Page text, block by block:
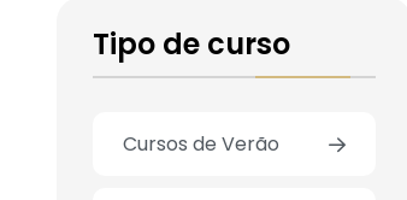
Tipo de curso
Cursos de Verão